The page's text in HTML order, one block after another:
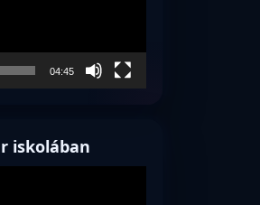
04:45
iskolában